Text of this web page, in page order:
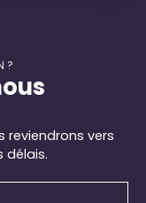
?
reviendrons vers
délais.